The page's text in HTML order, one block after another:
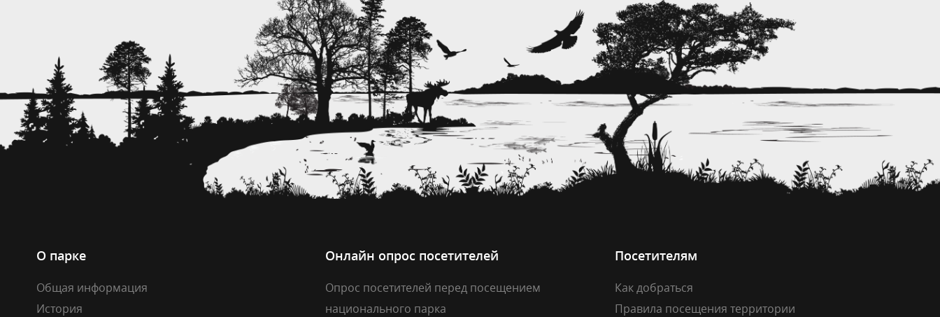
О парке
Общая информация
История
Онлайн опрос посетителей
Опрос посетителей перед посещением
национального парка
Посетителям
Как добраться
Правила посещения территории